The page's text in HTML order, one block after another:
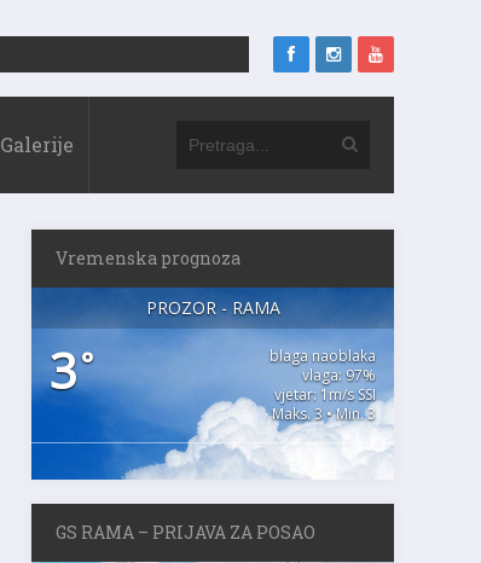
Galerije
Vremenska prognoza
PROZOR - RAMA
3°
blaga naoblaka
vlaga: 97%
vjetar: 1m/s SSI
Maks. 3 • Min. 3
GS RAMA – PRIJAVA ZA POSAO